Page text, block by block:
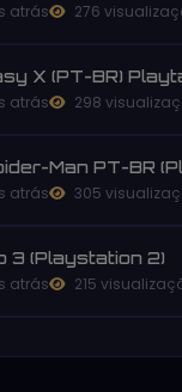
atrás
276
X (PT-BR)
atrás
298
Man PT-BR
atrás
305
3 (Playstation 2)
atrás
215